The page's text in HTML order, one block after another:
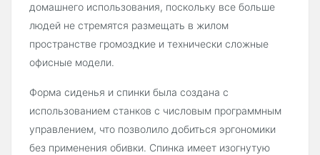
домашнего использования, поскольку все больше
людей не стремятся размещать в жилом
пространстве громоздкие и технически сложные
офисные модели.
Форма сиденья и спинки была создана с
использованием станков с числовым программным
управлением, что позволило добиться эргономики
без применения обивки. Спинка имеет изогнутую